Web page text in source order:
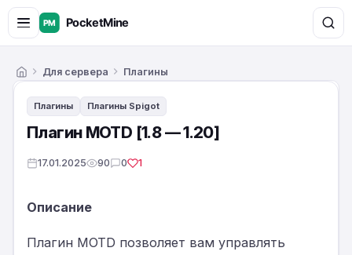
ГлавнаяДля сервера Плагины
Плагины Плагины Spigot
Плагин MOTD [1.8 — 1.20]
17.01.2025 90 0 1
Описание
Плагин MOTD позволяет вам управлять